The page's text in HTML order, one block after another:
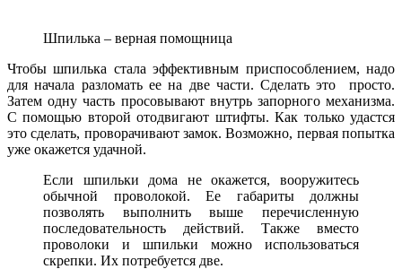
Шпилька – верная помощница
Чтобы шпилька стала эффективным приспособлением, надо
для начала разломать ее на две части. Сделать это просто.
Затем одну часть просовывают внутрь запорного механизма.
С помощью второй отодвигают штифты. Как только удастся
это сделать, проворачивают замок. Возможно, первая попытка
уже окажется удачной.
Если шпильки дома не окажется, вооружитесь
обычной проволокой. Ее габариты должны
позволять выполнить выше перечисленную
последовательность действий. Также вместо
проволоки и шпильки можно использоваться
скрепки. Их потребуется две.